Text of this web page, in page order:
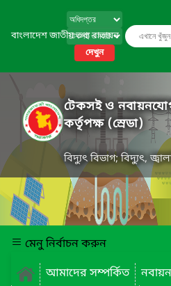
বাংলাদেশ জাতীয় তথ্য বাতায়ন
দেখুন
টেকসই ও
কর্তৃপক্ষ (স্রেডা)
বিদ্যুৎ বিভাগ; বিদ্যুৎ,
মেনু নির্বাচন করুন
আমাদের সম্পর্কিত